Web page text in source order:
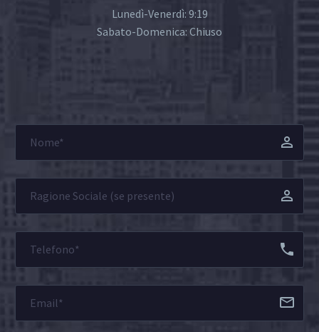
Lunedì-Venerdì: 9:19
Sabato-Domenica: Chiuso